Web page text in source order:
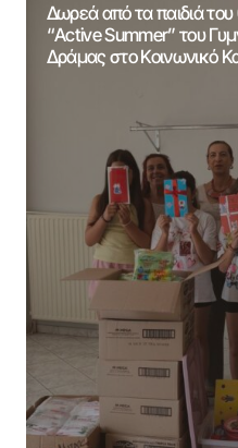
Δωρεά από τα παιδιά
“Active Summer” του
Δράμας στο Κοινωνικό